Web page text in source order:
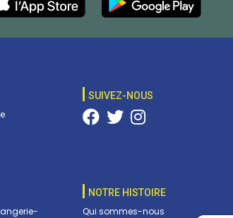
SUIVEZ-NOUS
NOTRE HISTOIRE
Qui sommes-nous